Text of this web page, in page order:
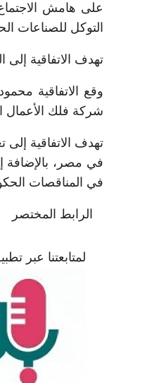
على هامش
التوكل للصناعات
تهدف الاتفاقية إلى
وقع الاتفاقية
شركة فلك الأعمال
تهدف الاتفاقية
في مصر، بالإضافة
في المناقصات
الرابط المختصر
لمتابعتنا عبر